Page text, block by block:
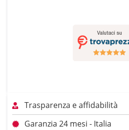
Trasparenza e affidabilità
Garanzia 24 mesi - Italia